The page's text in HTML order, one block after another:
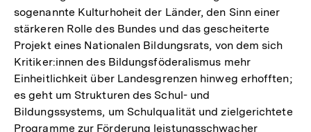
sogenannte Kulturhoheit der Länder, den Sinn einer
stärkeren Rolle des Bundes und das gescheiterte
Projekt eines Nationalen Bildungsrats, von dem sich
Kritiker:innen des Bildungsföderalismus mehr
Einheitlichkeit über Landesgrenzen hinweg erhofften;
es geht um Strukturen des Schul- und
Bildungssystems, um Schulqualität und zielgerichtete
Programme zur Förderung leistungsschwacher